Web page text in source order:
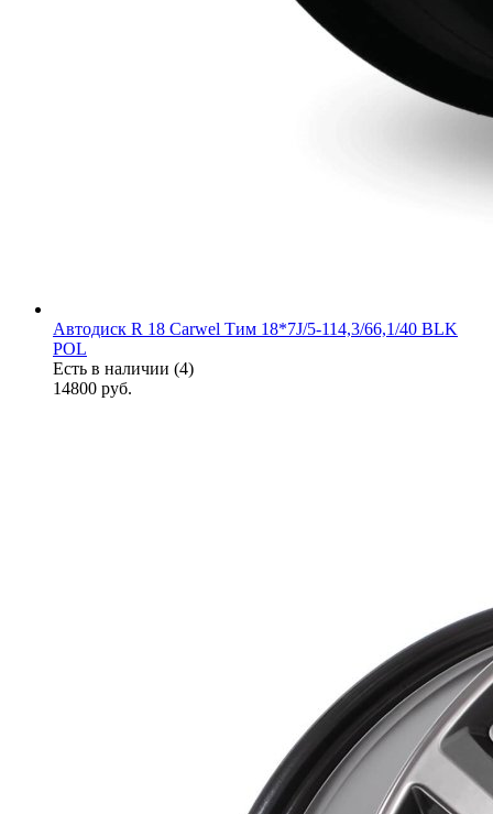
Автодиск R 18 Carwel Тим 18*7J/5-114,3/66,1/40 BLK
POL
Есть в наличии (4)
14800 руб.